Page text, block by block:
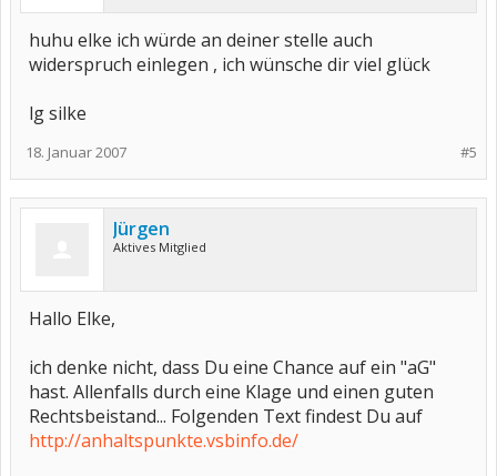
huhu elke ich würde an deiner stelle auch
widerspruch einlegen , ich wünsche dir viel glück
lg silke
#5
18. Januar 2007
Jürgen
Aktives Mitglied
Hallo Elke,
ich denke nicht, dass Du eine Chance auf ein "aG"
hast. Allenfalls durch eine Klage und einen guten
Rechtsbeistand... Folgenden Text findest Du auf
http://anhaltspunkte.vsbinfo.de/